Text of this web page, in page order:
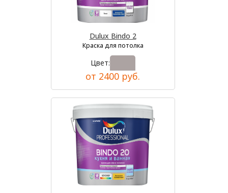
Dulux Bindo 2
Краска для потолка
Цвет:
от 2400 руб.